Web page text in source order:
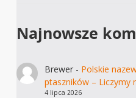
Najnowsze
Brewer- Polskie
ptaszników – Liczymy
4 lipca 2026